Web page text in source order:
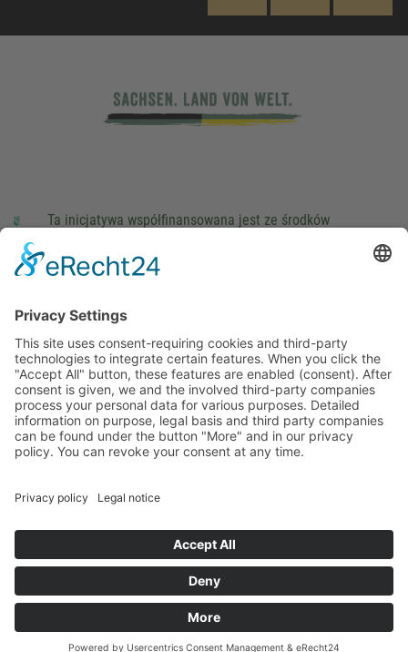
Ta inicjatywa współfinansowana jest ze środków
parlamentarzystów Landtagu Saksońskiego budżetu.
stopka redakcyjna
This site uses consent-requiring cookies and third-party
technologies to integrate certain features. When you click the
"Accept All" button, these features are enabled (consent).
After consent is given, we and the involved third-party
companies process your personal data for various purposes.
companies can be found under the button "More" and in our
DENY ACCEPT MORE
Legal notice Privacy policy